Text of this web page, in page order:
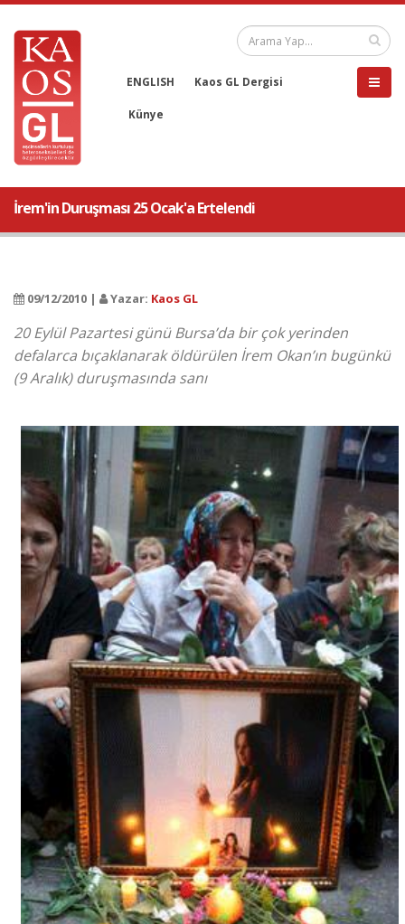
ENGLISH Kaos GL Dergisi
Künye
İrem'in Duruşması 25 Ocak'a Ertelendi
09/12/2010 | Yazar: Kaos GL
20 Eylül Pazartesi günü Bursa’da bir çok yerinden
defalarca bıçaklanarak öldürülen İrem Okan’ın bugünkü
(9 Aralık) duruşmasında sanı